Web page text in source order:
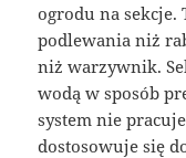
ogrodu na
podlewania niż
niż warzywnik.
wodą w sposób
system nie
dostosowuje się